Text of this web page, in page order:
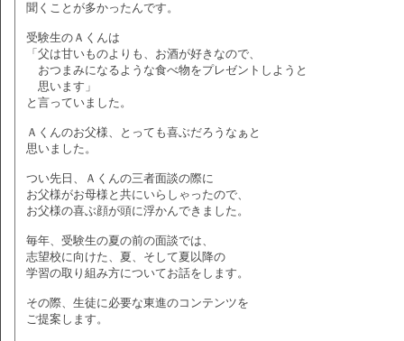
聞くことが多かったんです。
受験生のＡくんは
「父は甘いものよりも、お酒が好きなので、
おつまみになるような食べ物をプレゼントしようと
思います」
と言っていました。
Ａくんのお父様、とっても喜ぶだろうなぁと
思いました。
つい先日、Ａくんの三者面談の際に
お父様がお母様と共にいらしゃったので、
お父様の喜ぶ顔が頭に浮かんできました。
毎年、受験生の夏の前の面談では、
志望校に向けた、夏、そして夏以降の
学習の取り組み方についてお話をします。
その際、生徒に必要な東進のコンテンツを
ご提案します。